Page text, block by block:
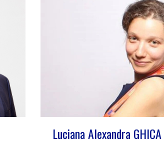
Luciana Alexandra GHICA